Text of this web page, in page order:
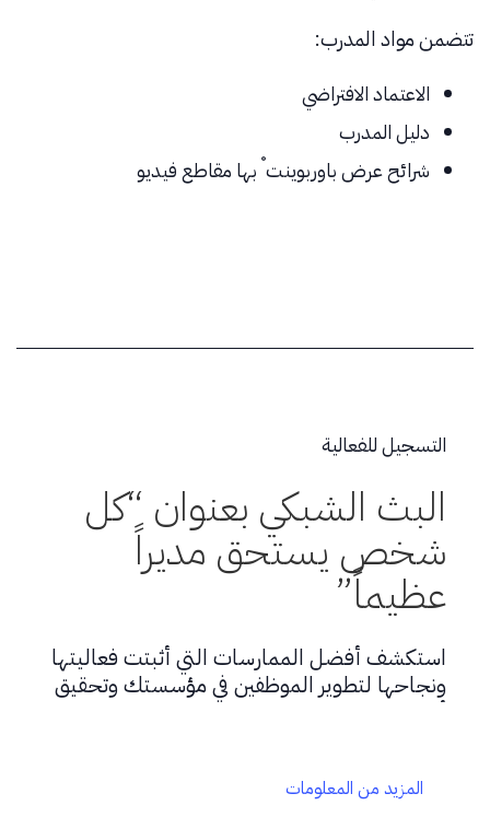
تتضمن مواد المدرب:
الاعتماد الافتراضي
دليل المدرب
شرائح عرض باوربوينت® بها مقاطع فيديو
التسجيل للفعالية
البث الشبكي بعنوان “كل
شخص يستحق مديراً
عظيماً”
استكشف أفضل الممارسات التي أثبتت فعاليتها
ونجاحها لتطوير الموظفين في مؤسستك وتحقيق
أداء متميز.
المزيد من المعلومات